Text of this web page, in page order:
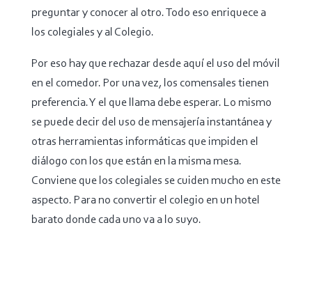
preguntar y conocer al otro. Todo eso enriquece a
los colegiales y al Colegio.
Por eso hay que rechazar desde aquí el uso del móvil
en el comedor. Por una vez, los comensales tienen
preferencia. Y el que llama debe esperar. Lo mismo
se puede decir del uso de mensajería instantánea y
otras herramientas informáticas que impiden el
diálogo con los que están en la misma mesa.
Conviene que los colegiales se cuiden mucho en este
aspecto. Para no convertir el colegio en un hotel
barato donde cada uno va a lo suyo.